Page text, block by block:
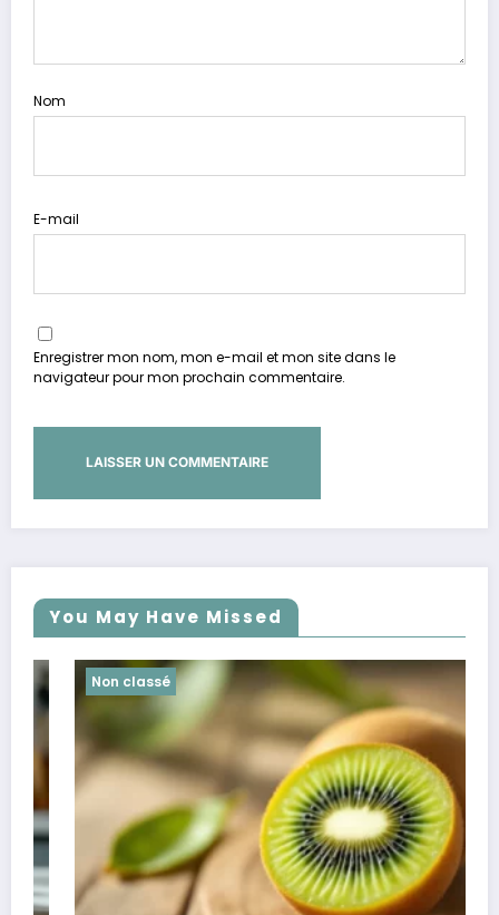
Nom
E-mail
Enregistrer mon nom, mon e-mail et mon site dans le
navigateur pour mon prochain commentaire.
You May Have Missed
Non classé